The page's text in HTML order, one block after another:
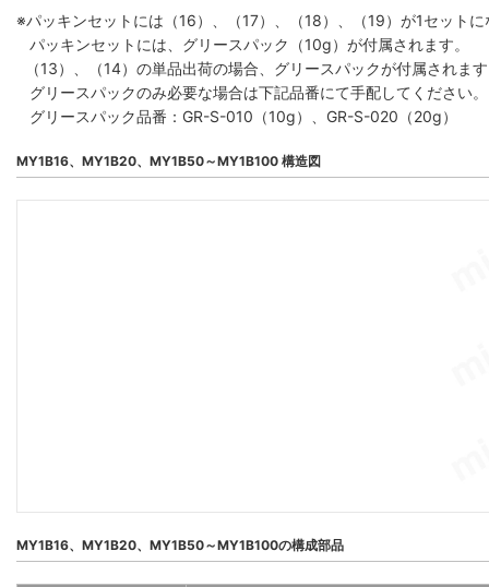
※パッキンセットには（16）、（17）、（18）、（19）が1セット
パッキンセットには、グリースパック（10g）が付属されます。
（13）、（14）の単品出荷の場合、グリースパックが付属されま
グリースパックのみ必要な場合は下記品番にて手配してください。
グリースパック品番：GR-S-010（10g）、GR-S-020（20g）
MY1B16、MY1B20、MY1B50～MY1B100 構造図
MY1B16、MY1B20、MY1B50～MY1B100の構成部品